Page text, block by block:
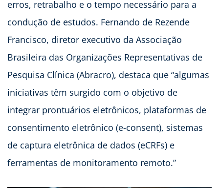
erros, retrabalho e o tempo necessário para a
condução de estudos. Fernando de Rezende
Francisco, diretor executivo da Associação
Brasileira das Organizações Representativas de
Pesquisa Clínica (Abracro), destaca que “algumas
iniciativas têm surgido com o objetivo de
integrar prontuários eletrônicos, plataformas de
consentimento eletrônico (e-consent), sistemas
de captura eletrônica de dados (eCRFs) e
ferramentas de monitoramento remoto.”